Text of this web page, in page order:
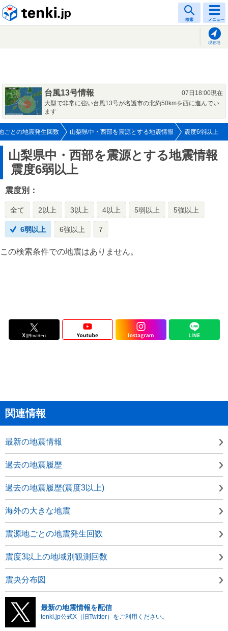
検索 メニュー
現在地
台風13号情報
07日18:00現在
大型で非常に強い台風13号が名護市の北約50kmを西に進んでい
ます
ごとの地震発生回数 山梨県中・西部を震源とする地震情報 震度6弱以上
山梨県中・西部を震源とする地震情報
震度6弱以上
震度別：
全て 2以上 3以上 4以上 5弱以上 5強以上
6弱以上 6強以上 7
この検索条件での地震はありません。
関連情報
最新の地震情報
過去の地震履歴
過去の地震履歴(震度3以上)
海外の大きな地震
震源地ごとの地震発生回数
震度3以上の地域別観測回数
震央分布図
最新の地震情報を配信
tenki.jp公式X（旧Twitter）をご利用ください。